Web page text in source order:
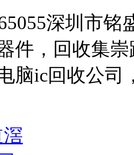
深圳市
件，回收集
脑ic回收公司